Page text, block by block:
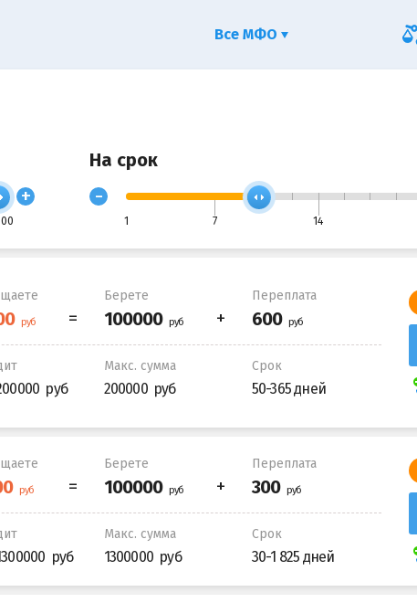
+
На срок
-
1 7 14
Берете Переплата
Макс. сумма
200000
Срок
50-365 дней
Берете Переплата
Макс. сумма
1300000
Срок
30-1 825 дней
Все МФО